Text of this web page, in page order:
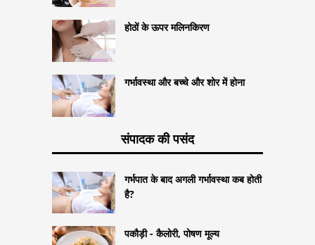
होठों के ऊपर मलिनकिरण
गर्भावस्था और बच्चे और शोर में होना
संपादक की पसंद
गर्भपात के बाद अगली गर्भावस्था कब होती
है?
पकौड़ी - कैलोरी, पोषण मूल्य